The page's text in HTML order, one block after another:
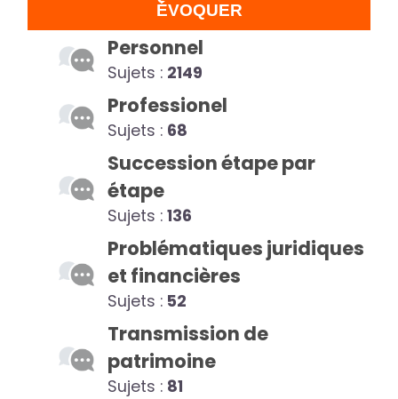
ÉVOQUER
Personnel
Sujets : 2149
Professionel
Sujets : 68
Succession étape par
étape
Sujets : 136
Problématiques juridiques
et financières
Sujets : 52
Transmission de
patrimoine
Sujets : 81